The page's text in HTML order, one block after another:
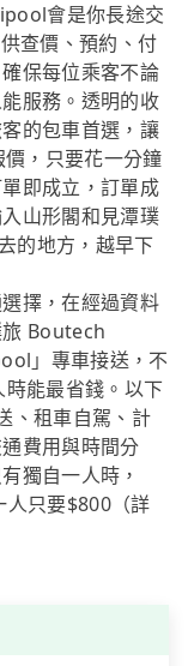
會是你長途交
查價、預約、付
保每位乘客不論
服務。透明的收
的包車首選，讓
，只要花一分鐘
即成立，訂單成
山形閣和見潭璞
的地方，越早下
擇，在經過資料
Boutech
」專車接送，不
能最省錢。以下
、租車自駕、計
費用與時間分
獨自一人時，
只要$800（詳